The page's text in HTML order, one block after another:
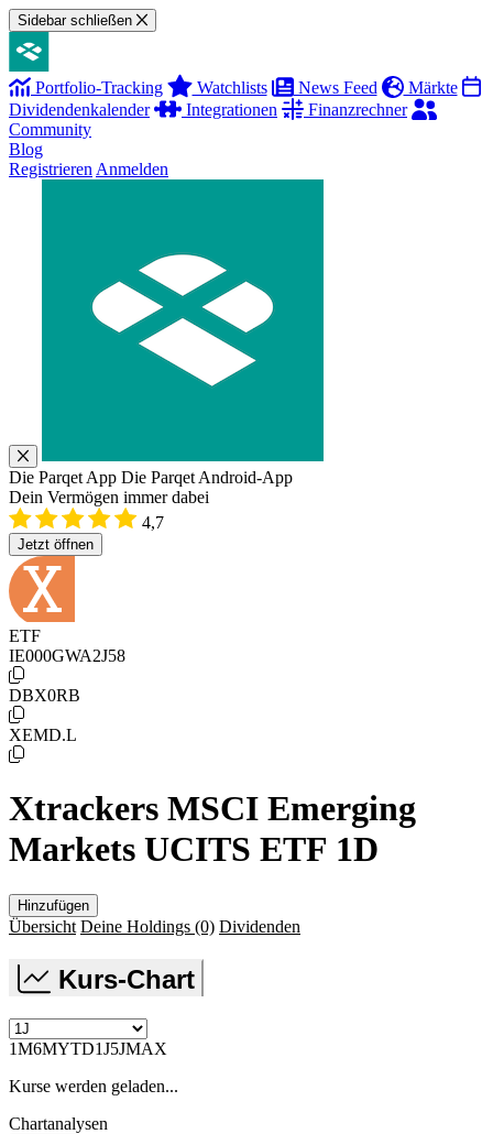
Sidebar schließen
Portfolio-Tracking Watchlists News Feed
Märkte
Dividendenkalender
Integrationen
Finanzrechner
Community
Blog
Registrieren Anmelden
Die Parqet App Die Parqet Android-App
Dein Vermögen immer dabei
4,7
Jetzt öffnen
ETF
IE000GWA2J58
DBX0RB
XEMD.L
Xtrackers MSCI Emerging
Markets UCITS ETF 1D
Hinzufügen
Übersicht Deine Holdings (0) Dividenden
Kurs-Chart
1M6MYTD1J5JMAX
Kurse werden geladen...
Chartanalysen